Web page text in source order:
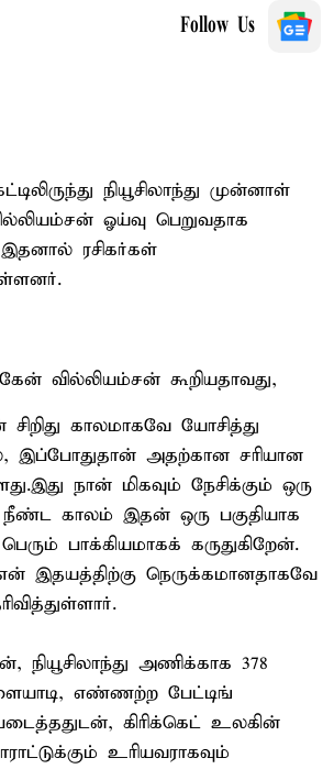
Follow Us
நியூசிலாந்து முன்னாள்
ஓய்வு பெறுவதாக
இதனால் ரசிகர்கள்
வில்லியம்சன் கூறியதாவது,
சிறிது காலமாகவே யோசித்து
அதற்கான சரியான
நான் மிகவும் நேசிக்கும் ஒரு
காலம் இதன் ஒரு பகுதியாக
பாக்கியமாகக் கருதுகிறேன்.
இதயத்திற்கு நெருக்கமானதாகவே
நியூசிலாந்து அணிக்காக 378
எண்ணற்ற பேட்டிங்
கிரிக்கெட் உலகின்
உரியவராகவும்